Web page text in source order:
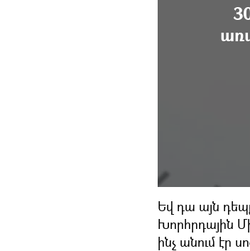
Եվ դա այն
Խորհրդային
ինչ անում էր